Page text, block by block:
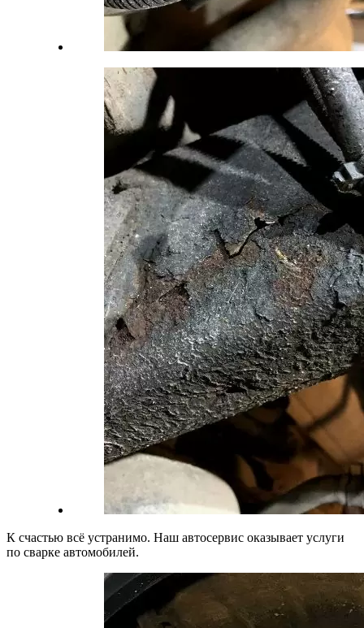
К счастью всё устранимо. Наш автосервис оказывает услуги
по сварке автомобилей.